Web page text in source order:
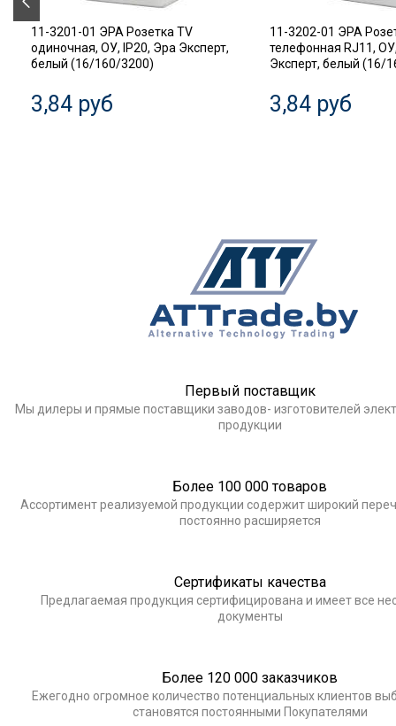
11-3201-01 ЭРА Розетка TV
одиночная, ОУ, IP20, Эра Эксперт,
белый (16/160/3200)
3,84 руб
11-3202-01 ЭРА
телефонная RJ11,
Эксперт, белый (16/
3,84 руб
Первый поставщик
Мы дилеры и прямые поставщики заводов- изготовителей
продукции
Более 100 000 товаров
Ассортимент реализуемой продукции содержит широкий
постоянно расширяется
Сертификаты качества
Предлагаемая продукция сертифицирована и имеет все
документы
Более 120 000 заказчиков
Ежегодно огромное количество потенциальных клиентов
становятся постоянными Покупателями